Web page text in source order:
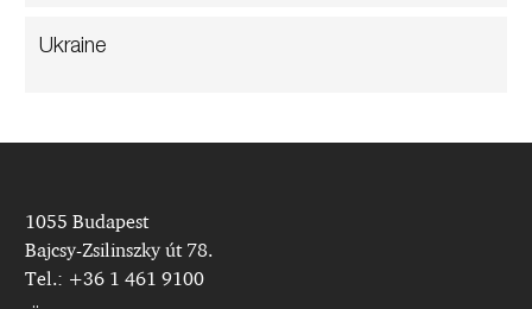
Ukraine
1055 Budapest
Bajcsy-Zsilinszky út 78.
Tel.: +36 1 461 9100